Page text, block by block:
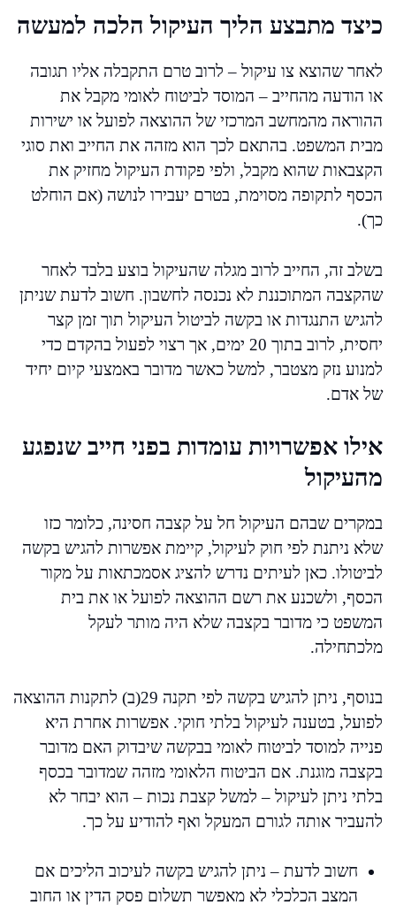
כיצד מתבצע הליך העיקול הלכה למעשה
לאחר שהוצא צו עיקול – לרוב טרם התקבלה אליו תגובה
או הודעה מהחייב – המוסד לביטוח לאומי מקבל את
ההוראה מהמחשב המרכזי של ההוצאה לפועל או ישירות
מבית המשפט. בהתאם לכך הוא מזהה את החייב ואת סוגי
הקצבאות שהוא מקבל, ולפי פקודת העיקול מחזיק את
הכסף לתקופה מסוימת, בטרם יעבירו לנושה (אם הוחלט
כך).
בשלב זה, החייב לרוב מגלה שהעיקול בוצע בלבד לאחר
שהקצבה המתוכננת לא נכנסה לחשבון. חשוב לדעת שניתן
להגיש התנגדות או בקשה לביטול העיקול תוך זמן קצר
יחסית, לרוב בתוך 20 ימים, אך רצוי לפעול בהקדם כדי
למנוע נזק מצטבר, למשל כאשר מדובר באמצעי קיום יחיד
של אדם.
אילו אפשרויות עומדות בפני חייב שנפגע
מהעיקול
במקרים שבהם העיקול חל על קצבה חסינה, כלומר כזו
שלא ניתנת לפי חוק לעיקול, קיימת אפשרות להגיש בקשה
לביטולו. כאן לעיתים נדרש להציג אסמכתאות על מקור
הכסף, ולשכנע את רשם ההוצאה לפועל או את בית
המשפט כי מדובר בקצבה שלא היה מותר לעקל
מלכתחילה.
בנוסף, ניתן להגיש בקשה לפי תקנה 29(ב) לתקנות ההוצאה
לפועל, בטענה לעיקול בלתי חוקי. אפשרות אחרת היא
פנייה למוסד לביטוח לאומי בבקשה שיבדוק האם מדובר
בקצבה מוגנת. אם הביטוח הלאומי מזהה שמדובר בכסף
בלתי ניתן לעיקול – למשל קצבת נכות – הוא יבחר לא
להעביר אותה לגורם המעקל ואף להודיע על כך.
חשוב לדעת – ניתן להגיש בקשה לעיכוב הליכים אם
המצב הכלכלי לא מאפשר תשלום פסק הדין או החוב